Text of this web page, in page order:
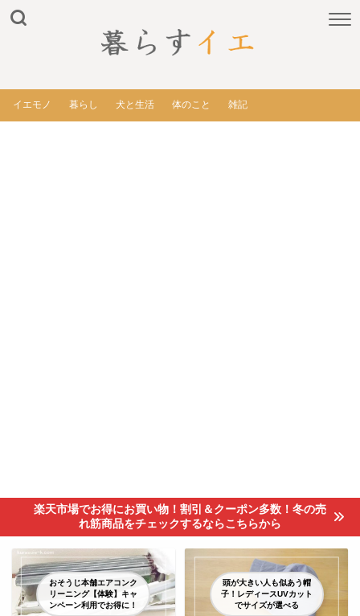
イエモノ 暮らし 犬と生活 体のこと 雑記
楽天市場でお得にお買い物！割引＆クーポン多数！冬の売
れ筋商品をチェックするならこちらから
おそうじ本舗エアコンク
リーニング【体験】キャ
ンペーン利用でお得に！
頭が大きい人も似あう帽
子！レディースUVカット
でサイズが選べる